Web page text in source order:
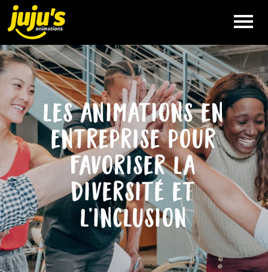
VÉLO
SMOOTHIE
NOS
ANIMATIONS
QUE FAIT
JUJU’S
QUI EST
JUJU’S
RÉFÉRENCES
les animations en
entreprise pour
favoriser la
diversité et
l’inclusion